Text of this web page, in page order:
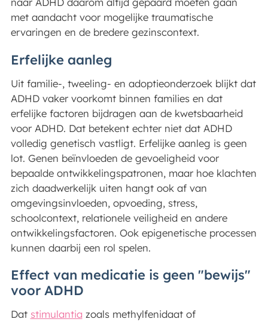
met aandacht voor mogelijke traumatische
ervaringen en de bredere gezinscontext.
Erfelijke aanleg
Uit familie-, tweeling- en adoptieonderzoek blijkt dat
ADHD vaker voorkomt binnen families en dat
erfelijke factoren bijdragen aan de kwetsbaarheid
voor ADHD. Dat betekent echter niet dat ADHD
volledig genetisch vastligt. Erfelijke aanleg is geen
lot. Genen beïnvloeden de gevoeligheid voor
bepaalde ontwikkelingspatronen, maar hoe klachten
zich daadwerkelijk uiten hangt ook af van
omgevingsinvloeden, opvoeding, stress,
schoolcontext, relationele veiligheid en andere
ontwikkelingsfactoren. Ook epigenetische processen
kunnen daarbij een rol spelen.
Effect van medicatie is geen "bewijs"
voor ADHD
Dat stimulantia zoals methylfenidaat of